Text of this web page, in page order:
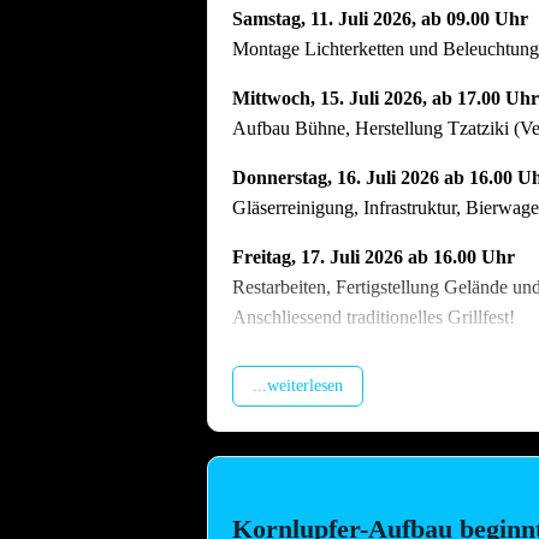
Samstag, 11. Juli 2026, ab 09.00 Uhr
Montage Lichterketten und
Mittwoch, 15. Juli 2026, ab 17.00 Uhr
Aufbau Bühne, Herstellung Tzatziki
Donnerstag, 16. Juli 2026 ab 16.00
Gläserreinigung, Infrastruktur,
Freitag, 17. Juli 2026 ab 16.00 Uhr
Restarbeiten, Fertigstellung Gelände
Anschliessend traditionelles Grillfest!
Samstag, 18. Juli 2026 ab 09.00 Uhr
Dekoration Festplatz, Preisaushang,
...weiterlesen
Kornlupfer-Aufbau